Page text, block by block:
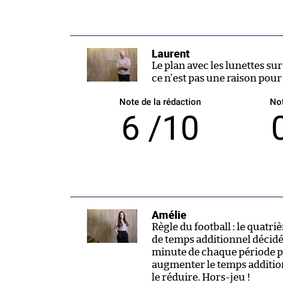
Laurent
Le plan avec les lunettes
ce n’est pas une raison
Note de la rédaction
6 /10
Amélie
Règle du football : le
de temps additionnel
minute de chaque période
augmenter le temps
le réduire. Hors-jeu !